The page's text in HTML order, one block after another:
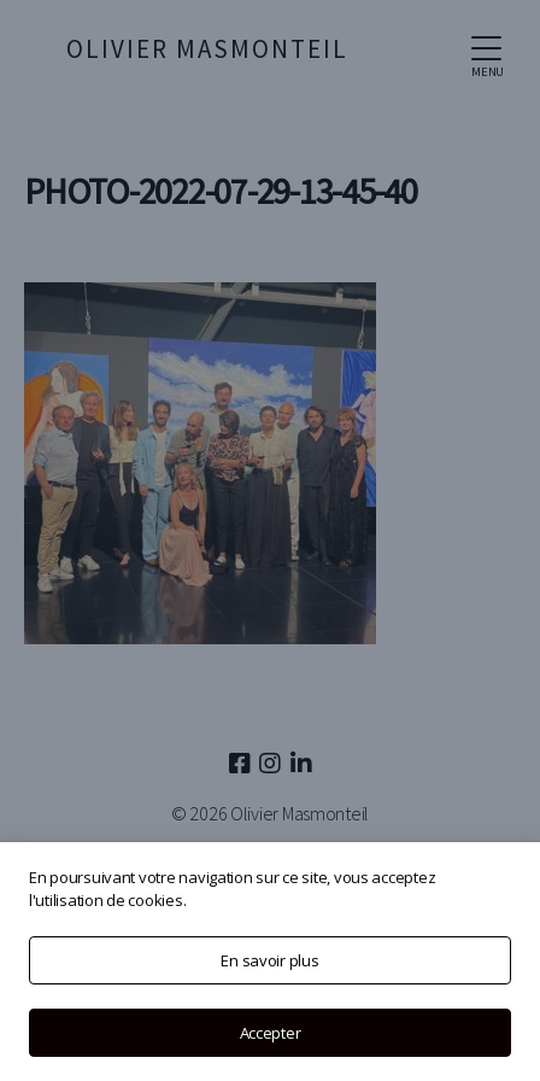
MENU
OLIVIER MASMONTEIL
PHOTO-2022-07-29-13-45-40
© 2026 Olivier Masmonteil
En poursuivant votre navigation sur ce site, vous acceptez
l'utilisation de cookies.
En savoir plus
Accepter